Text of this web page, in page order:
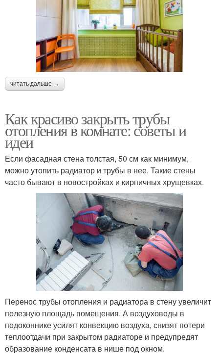
читать дальше →
Как красиво закрыть трубы
отопления в комнате: советы и
идеи
Если фасадная стена толстая, 50 см как минимум,
можно утопить радиатор и трубы в нее. Такие стены
часто бывают в новостройках и кирпичных хрущевках.
Перенос трубы отопления и радиатора в стену увеличит
полезную площадь помещения. А воздуховоды в
подоконнике усилят конвекцию воздуха, снизят потери
теплоотдачи при закрытом радиаторе и предупредят
образование конденсата в нише под окном.